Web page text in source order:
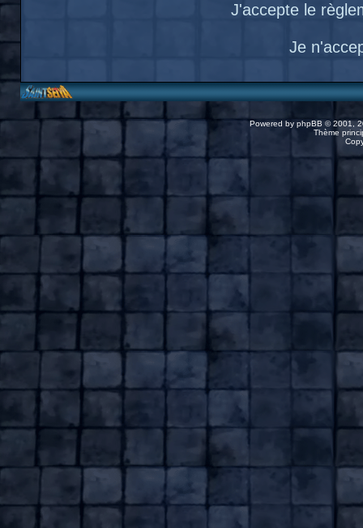
J'accepte le
Je
Powered by phpBB © 2001,
Thème